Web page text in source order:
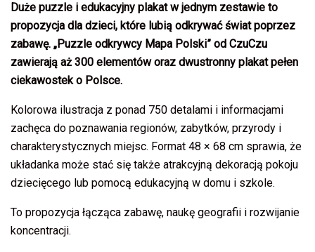
Duże puzzle i edukacyjny plakat w jednym zestawie to
propozycja dla dzieci, które lubią odkrywać świat poprzez
zabawę. „Puzzle odkrywcy Mapa Polski” od CzuCzu
zawierają aż 300 elementów oraz dwustronny plakat pełen
ciekawostek o Polsce.
Kolorowa ilustracja z ponad 750 detalami i informacjami
zachęca do poznawania regionów, zabytków, przyrody i
charakterystycznych miejsc. Format 48 × 68 cm sprawia, że
układanka może stać się także atrakcyjną dekoracją pokoju
dziecięcego lub pomocą edukacyjną w domu i szkole.
To propozycja łącząca zabawę, naukę geografii i rozwijanie
koncentracji.